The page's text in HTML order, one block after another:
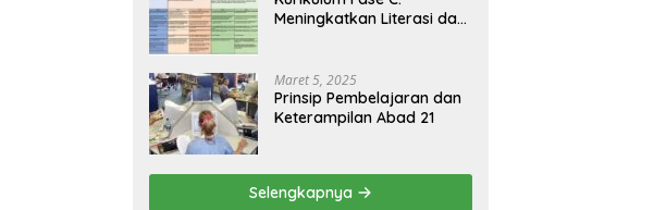
Meningkatkan Literasi dan
Maret 5, 2025
Prinsip Pembelajaran dan
Keterampilan Abad 21
Selengkapnya